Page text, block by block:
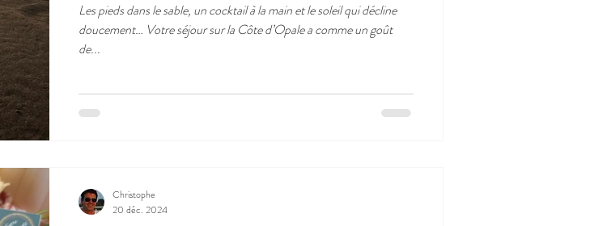
Les pieds dans le sable, un cocktail à la main et le soleil qui décline
doucement… Votre séjour sur la Côte d’Opale a comme un goût
de...
Christophe
20 déc. 2024